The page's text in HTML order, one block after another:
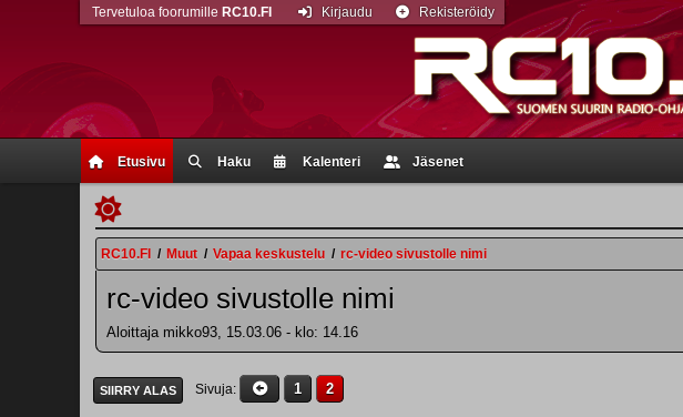
Etusivu Haku Kalenteri Jäsenet
Tervetuloa foorumille RC10.FI Kirjaudu Rekisteröidy
RC10.FI / Muut / Vapaa keskustelu / rc-video sivustolle nimi
rc-video sivustolle nimi
Aloittaja mikko93, 15.03.06 - klo: 14.16
SIIRRY ALAS Sivuja 1 2